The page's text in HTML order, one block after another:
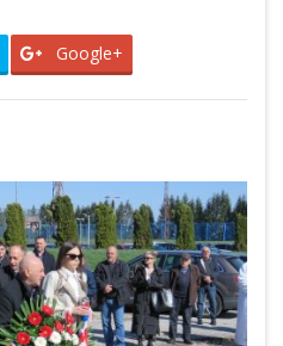
Google+